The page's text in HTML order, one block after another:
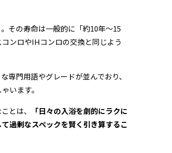
その寿命は一般的に「約10年〜15
ンロやIHコンロの交換と同じよう
専門用語やグレードが並んでおり、
います。
とは、
「日々の入浴を劇的にラクに
過剰なスペックを賢く引き算するこ